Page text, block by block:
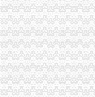
渝北局0元注册公司流程
忠县局重庆免费注册公
渝中局0元注册公司流程
江北局“四个确保”重庆0
永川局五项措施应对市0
城口局“三条措施”加对
云县滕英明县长对工商
市一元注册公司局机关干